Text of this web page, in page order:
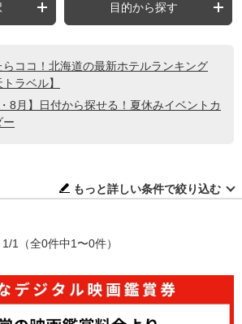
目的から探す
らココ！北海道の最新ホテルランキング
トラベル】
・8月】日付から探せる！夏休みイベントカ
ー
もっと詳しい条件で絞り込む
1/1 （全0件中1〜0件）